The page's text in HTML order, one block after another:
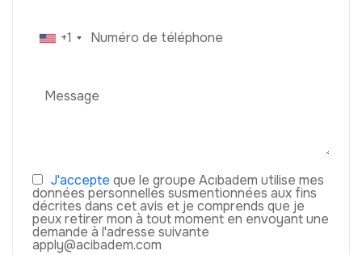
+1
J'accepte que le groupe Acıbadem utilise mes
données personnelles susmentionnées aux fins
décrites dans cet avis et je comprends que je
peux retirer mon à tout moment en envoyant une
demande à l'adresse suivante
apply@acibadem.com